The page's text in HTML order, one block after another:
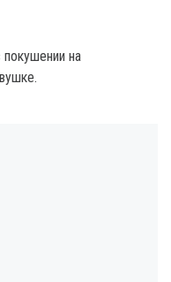
на